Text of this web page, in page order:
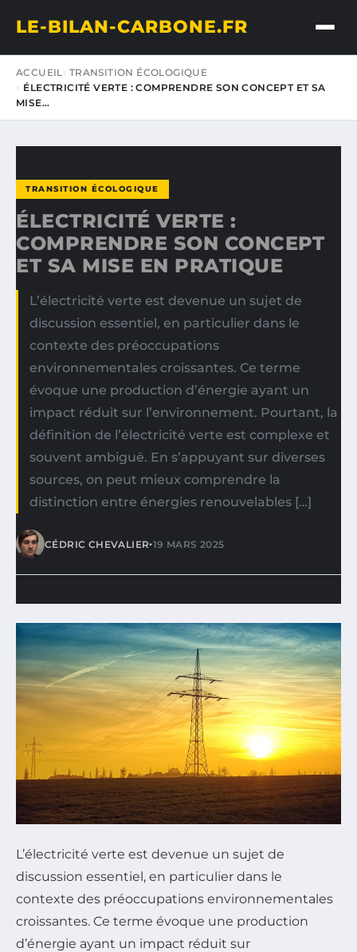
LE-BILAN-CARBONE.FR
ACCUEIL TRANSITION ÉCOLOGIQUE
ÉLECTRICITÉ VERTE : COMPRENDRE SON CONCEPT ET SA
MISE…
TRANSITION ÉCOLOGIQUE
ÉLECTRICITÉ VERTE :
COMPRENDRE SON CONCEPT
ET SA MISE EN PRATIQUE
L’électricité verte est devenue un sujet de
discussion essentiel, en particulier dans le
contexte des préoccupations
environnementales croissantes. Ce terme
évoque une production d’énergie ayant un
impact réduit sur l’environnement. Pourtant, la
définition de l’électricité verte est complexe et
souvent ambiguë. En s’appuyant sur diverses
sources, on peut mieux comprendre la
distinction entre énergies renouvelables […]
CÉDRIC CHEVALIER•19 MARS 2025
L’électricité verte est devenue un sujet de
discussion essentiel, en particulier dans le
contexte des préoccupations environnementales
croissantes. Ce terme évoque une production
d’énergie ayant un impact réduit sur